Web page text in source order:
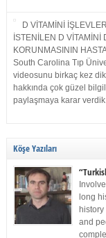
D VİTAMİNİ
İSTENİLEN D VİTAMİNİ
KORUNMASININ
South Carolina Tıp
videosunu birkaç kez
hakkında çok güzel
paylaşmaya karar
Köşe Yazıları
long
and